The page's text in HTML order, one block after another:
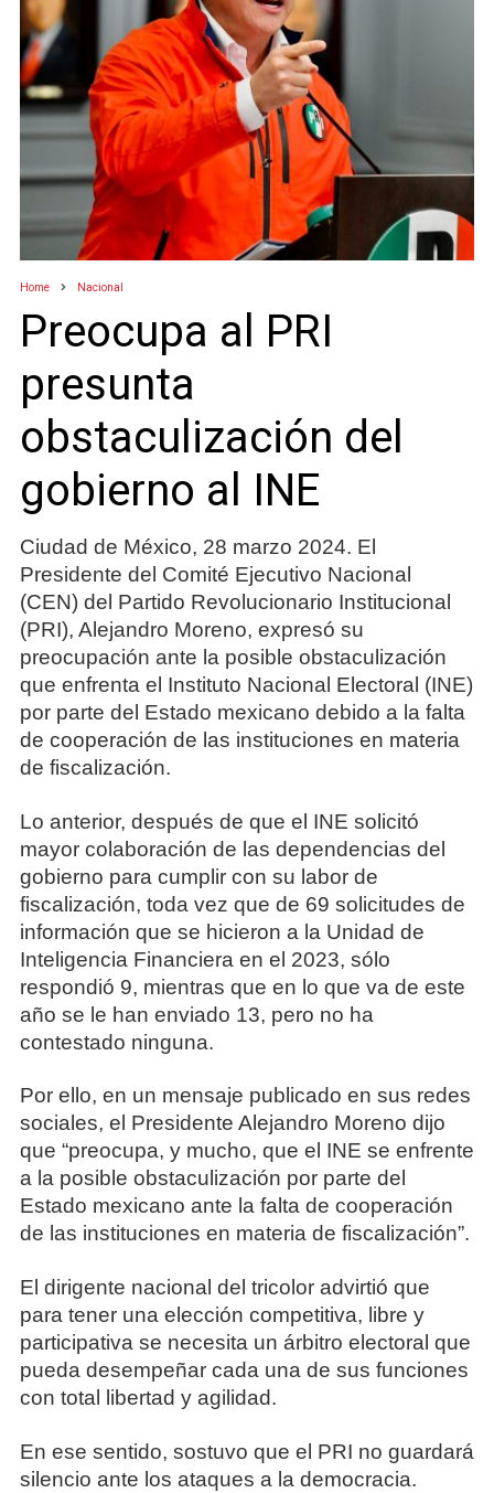
Home Nacional
Preocupa al PRI
presunta
obstaculización del
gobierno al INE
Ciudad de México, 28 marzo 2024. El
Presidente del Comité Ejecutivo Nacional
(CEN) del Partido Revolucionario Institucional
(PRI), Alejandro Moreno, expresó su
preocupación ante la posible obstaculización
que enfrenta el Instituto Nacional Electoral (INE)
por parte del Estado mexicano debido a la falta
de cooperación de las instituciones en materia
de fiscalización.
Lo anterior, después de que el INE solicitó
mayor colaboración de las dependencias del
gobierno para cumplir con su labor de
fiscalización, toda vez que de 69 solicitudes de
información que se hicieron a la Unidad de
Inteligencia Financiera en el 2023, sólo
respondió 9, mientras que en lo que va de este
año se le han enviado 13, pero no ha
contestado ninguna.
Por ello, en un mensaje publicado en sus redes
sociales, el Presidente Alejandro Moreno dijo
que “preocupa, y mucho, que el INE se enfrente
a la posible obstaculización por parte del
Estado mexicano ante la falta de cooperación
de las instituciones en materia de fiscalización”.
El dirigente nacional del tricolor advirtió que
para tener una elección competitiva, libre y
participativa se necesita un árbitro electoral que
pueda desempeñar cada una de sus funciones
con total libertad y agilidad.
En ese sentido, sostuvo que el PRI no guardará
silencio ante los ataques a la democracia.